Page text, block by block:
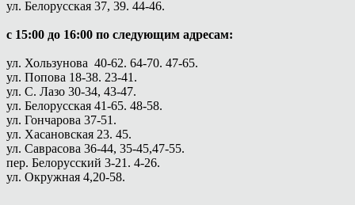
ул. Белорусская 37, 39. 44-46.
с 15:00 до 16:00 по следующим адресам:
ул. Хользунова 40-62. 64-70. 47-65.
ул. Попова 18-38. 23-41.
ул. С. Лазо 30-34, 43-47.
ул. Белорусская 41-65. 48-58.
ул. Гончарова 37-51.
ул. Хасановская 23. 45.
ул. Саврасова 36-44, 35-45,47-55.
пер. Белорусский 3-21. 4-26.
ул. Окружная 4,20-58.